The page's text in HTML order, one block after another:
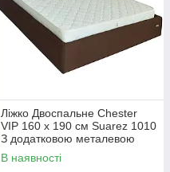
Ліжко Двоспальне Chester
VIP 160 х 190 см Suarez 1010
З додатковою металевою
цільнозварною рамою
Коричневий
В наявності